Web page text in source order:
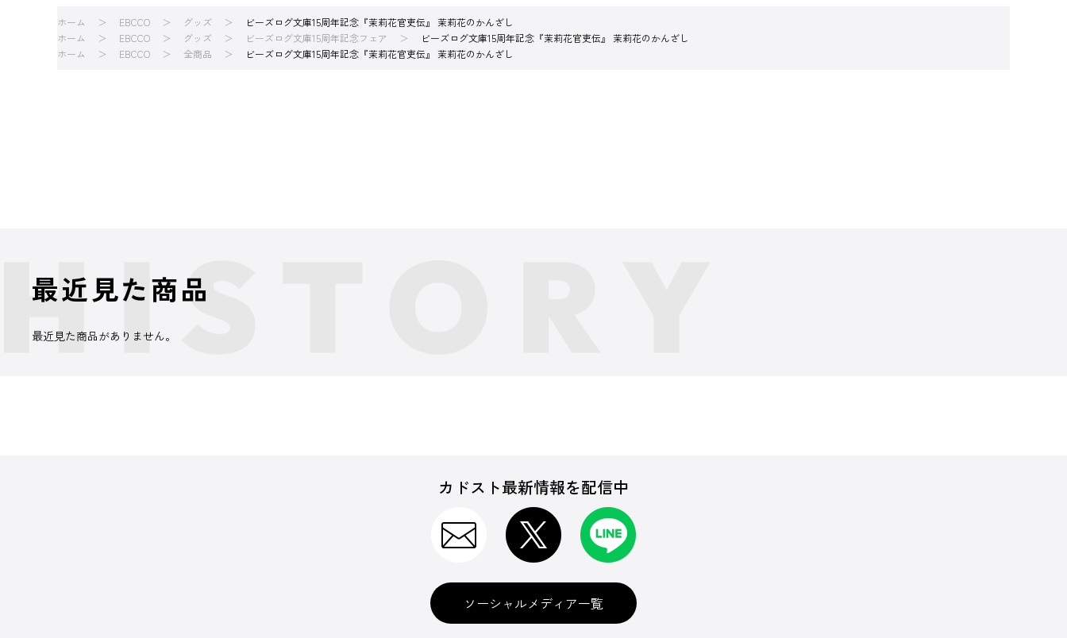
ホーム EBCCO グッズ
ビーズログ文庫15周年記念『茉莉花官吏伝』 茉莉花のかんざし
ホーム
EBCCO グッズ ビーズログ文庫15周年記念フェア
ビーズログ文庫15周年記念『茉莉花官吏伝』 茉莉花のかんざし
ホーム
EBCCO 全商品 ビーズログ文庫15周年記念『茉莉花官吏伝』 茉莉花のかんざし
最近見た商品
最近見た商品がありません。
カドスト最新情報を配信中
ソーシャルメディア一覧